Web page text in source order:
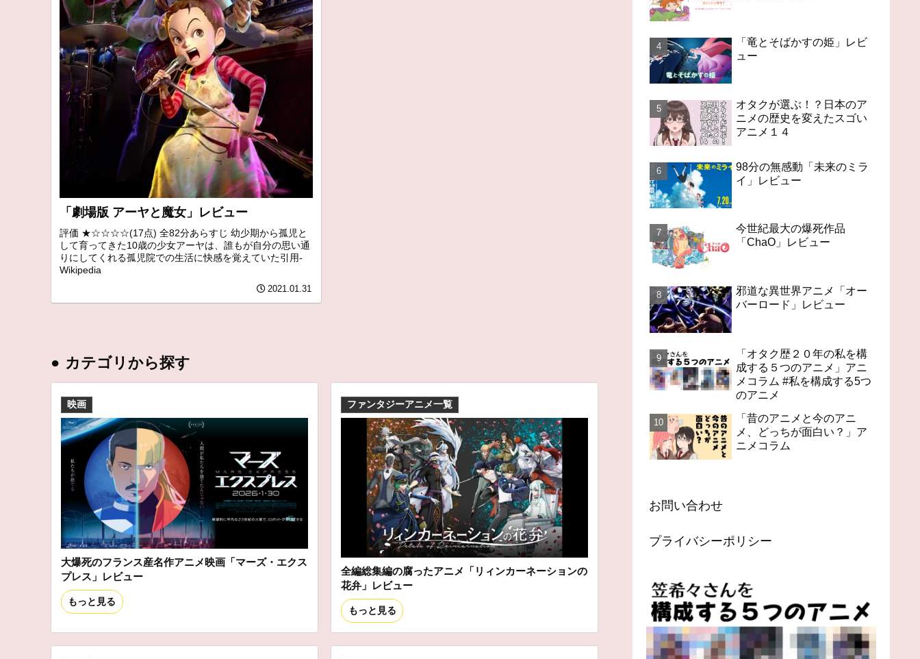
「劇場版 アーヤと魔女」レビュー
評価 ★☆☆☆☆(17点) 全82分あらすじ 幼少期から孤児と
して育ってきた10歳の少女アーヤは、誰もが自分の思い通
りにしてくれる孤児院での生活に快感を覚えていた引用-
Wikipedia
2021.01.31
● カテゴリから探す
映画
大爆死のフランス産名作アニメ映画「マーズ・エクス
プレス」レビュー
もっと見る
ファンタジーアニメ一覧
全編総集編の腐ったアニメ「リィンカーネーションの
花弁」レビュー
もっと見る
「竜とそばかすの姫」レビ
ュー
オタクが選ぶ！？日本のア
ニメの歴史を変えたスゴい
アニメ１４
98分の無感動「未来のミラ
イ」レビュー
今世紀最大の爆死作品
「ChaO」レビュー
邪道な異世界アニメ「オー
バーロード」レビュー
「オタク歴２０年の私を構
成する５つのアニメ」アニ
メコラム #私を構成する5つ
のアニメ
「昔のアニメと今のアニ
メ、どっちが面白い？」ア
ニメコラム
お問い合わせ
プライバシーポリシー